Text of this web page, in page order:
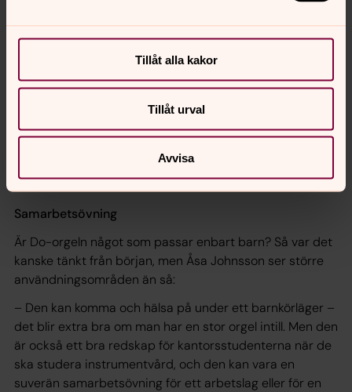
Tillåt alla kakor
Tillåt urval
Avvisa
Samarbetsövning
Är Do-orgeln något som passar enbart barn? Så var det
kanske tänkt från början, men Åsa Johnsson ser större
användningsområden än så:
– Den kan komma och hälsa på under ett barnkörläger –
det blir extra bra om man har en stor orgel intill. Men den
är också ett bra redskap för kantorsstudenterna när de
ska studera instrumentvård, och den kan vara en
suverän samarbetsövning för ett arbetslag eller för en